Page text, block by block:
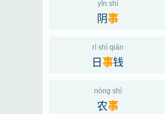
yīn shì
阴事
rì shì qián
日事钱
nóng shì
农事